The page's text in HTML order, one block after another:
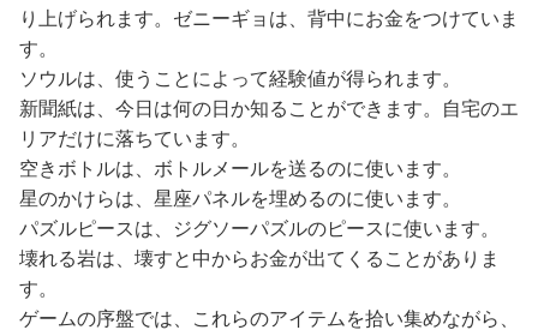
り上げられます。ゼニーギョは、背中にお金をつけていま
す。
ソウルは、使うことによって経験値が得られます。
新聞紙は、今日は何の日か知ることができます。自宅のエ
リアだけに落ちています。
空きボトルは、ボトルメールを送るのに使います。
星のかけらは、星座パネルを埋めるのに使います。
パズルピースは、ジグソーパズルのピースに使います。
壊れる岩は、壊すと中からお金が出てくることがありま
す。
ゲームの序盤では、これらのアイテムを拾い集めながら、